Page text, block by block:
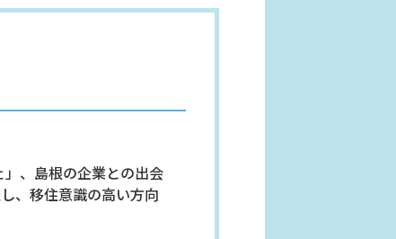
、島根の企業との出会
、移住意識の高い方向